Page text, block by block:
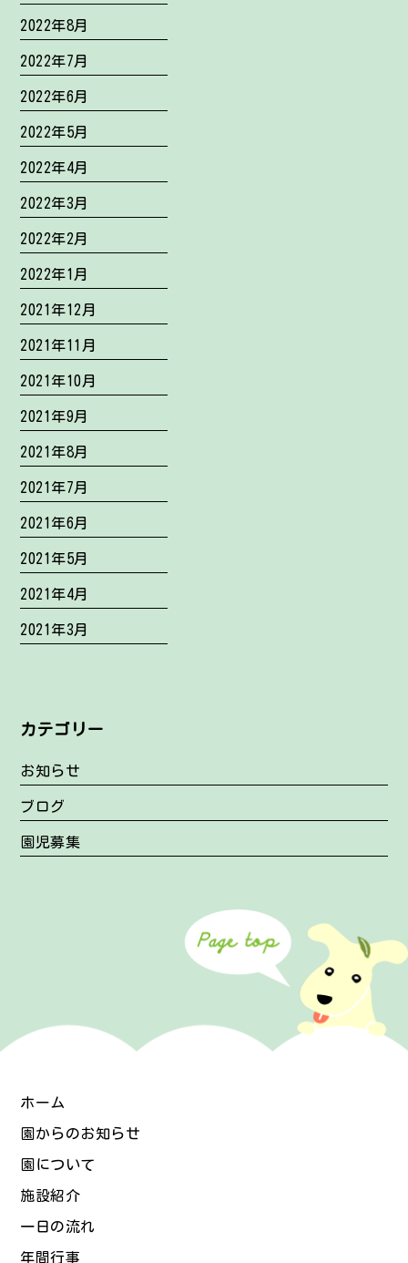
2022年8月
2022年7月
2022年6月
2022年5月
2022年4月
2022年3月
2022年2月
2022年1月
2021年12月
2021年11月
2021年10月
2021年9月
2021年8月
2021年7月
2021年6月
2021年5月
2021年4月
2021年3月
カテゴリー
お知らせ
ブログ
園児募集
ホーム
園からのお知らせ
園について
施設紹介
一日の流れ
年間行事